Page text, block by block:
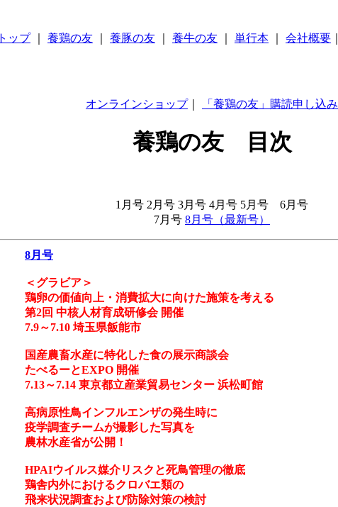
トップ｜ 養鶏の友 養豚の友 養牛の友 単行本 会社概要
オンラインショップ｜ 「養鶏の友」購読申し込み
養鶏の友 目次
1月号 2月号 3月号 4月号 5月号 6月号
7月号 8月号（最新号）
8月号
＜グラビア＞
鶏卵の価値向上・消費拡大に向けた施策を考える
第2回 中核人材育成研修会 開催
7.9～7.10 埼玉県飯能市
国産農畜水産に特化した食の展示商談会
たべるーとEXPO 開催
7.13～7.14 東京都立産業貿易センター 浜松町館
高病原性鳥インフルエンザの発生時に
疫学調査チームが撮影した写真を
農林水産省が公開！
HPAIウイルス媒介リスクと死鳥管理の徹底
鶏舎内外におけるクロバエ類の
飛来状況調査および防除対策の検討